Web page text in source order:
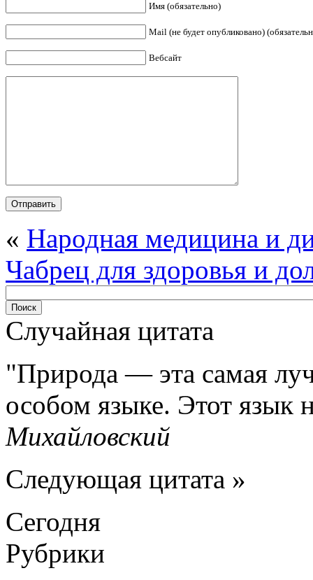
Имя (обязательно)
Mail (не будет опубликовано)
Вебсайт
« Народная медицина и
Чабрец для здоровья и
Случайная цитата
Природа — эта самая
особом языке. Этот язык
Михайловский
Следующая цитата »
Сегодня
Рубрики